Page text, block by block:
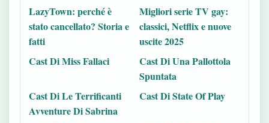
LazyTown: perché è
stato cancellato? Storia e
fatti
Migliori serie TV gay:
classici, Netflix e nuove
uscite 2025
Cast Di Miss Fallaci
Cast Di Una Pallottola
Spuntata
Cast Di Le Terrificanti
Avventure Di Sabrina
Cast Di State Of Play